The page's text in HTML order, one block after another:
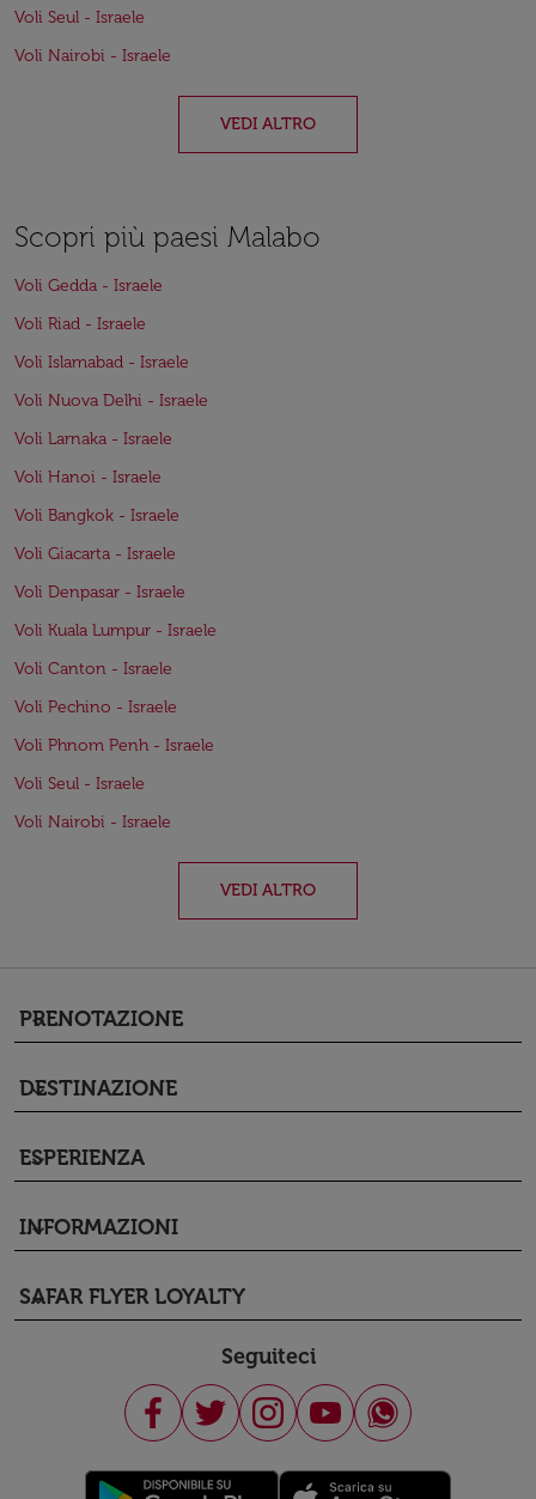
Voli Seul - Israele
Voli Nairobi - Israele
VEDI ALTRO
Scopri più paesi Malabo
Voli Gedda - Israele
Voli Riad - Israele
Voli Islamabad - Israele
Voli Nuova Delhi - Israele
Voli Larnaka - Israele
Voli Hanoi - Israele
Voli Bangkok - Israele
Voli Giacarta - Israele
Voli Denpasar - Israele
Voli Kuala Lumpur - Israele
Voli Canton - Israele
Voli Pechino - Israele
Voli Phnom Penh - Israele
Voli Seul - Israele
Voli Nairobi - Israele
VEDI ALTRO
PRENOTAZIONE
keyboard_arrow_down
DESTINAZIONE
keyboard_arrow_down
ESPERIENZA
keyboard_arrow_down
INFORMAZIONI
keyboard_arrow_down
SAFAR FLYER LOYALTY
keyboard_arrow_down
Seguiteci